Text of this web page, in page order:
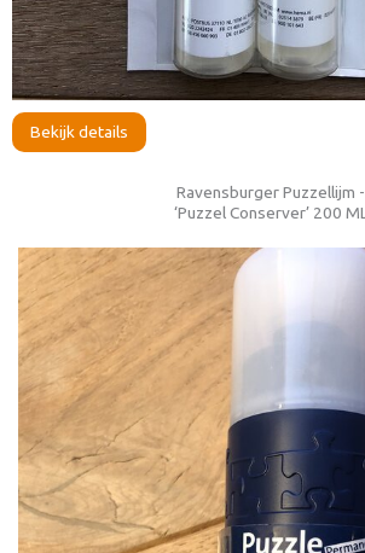
Bekijk details
Ravensburger Puzzellijm -
‘Puzzel Conserver’ 200 ML